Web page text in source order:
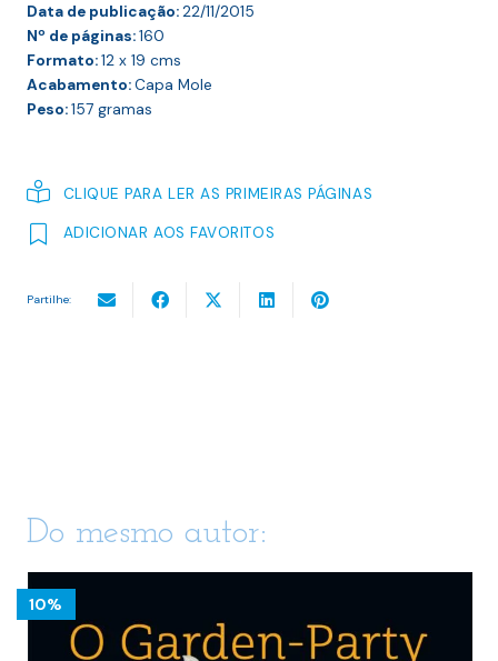
Data de publicação:22/11/2015
Nº de páginas:160
Formato:12 x 19 cms
Acabamento:Capa Mole
Peso:157 gramas
CLIQUE PARA LER AS PRIMEIRAS PÁGINAS
ADICIONAR AOS FAVORITOS
Partilhe:
Do mesmo autor:
10%